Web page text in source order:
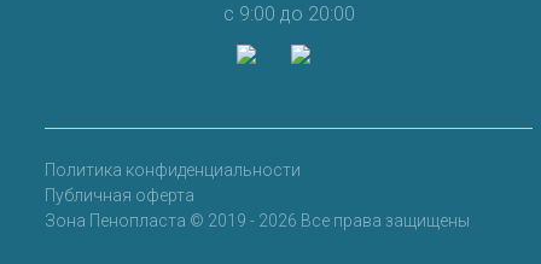
с 9:00 до 20:00
Политика конфиденциальности
Публичная оферта
Зона Пенопласта © 2019 - 2026 Все права защищены